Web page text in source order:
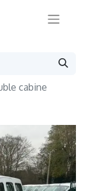
cabine